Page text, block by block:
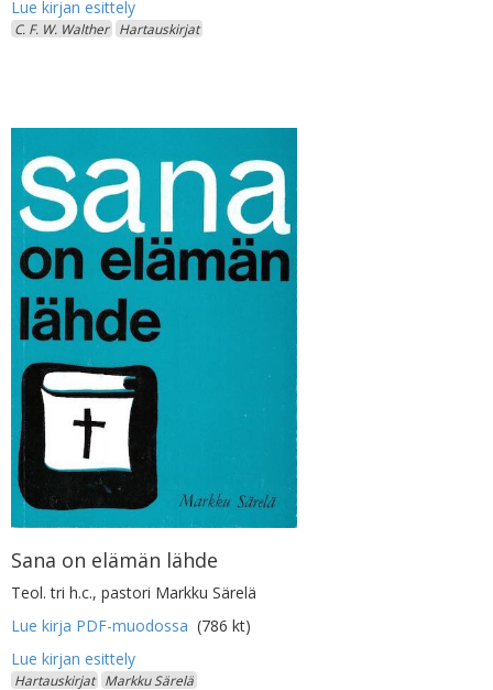
C. F. W. Walther Hartauskirjat
Sana on elämän lähde
Teol. tri h.c., pastori Markku Särelä
Lue kirja PDF-muodossa (786 kt)
Hartauskirjat Markku Särelä